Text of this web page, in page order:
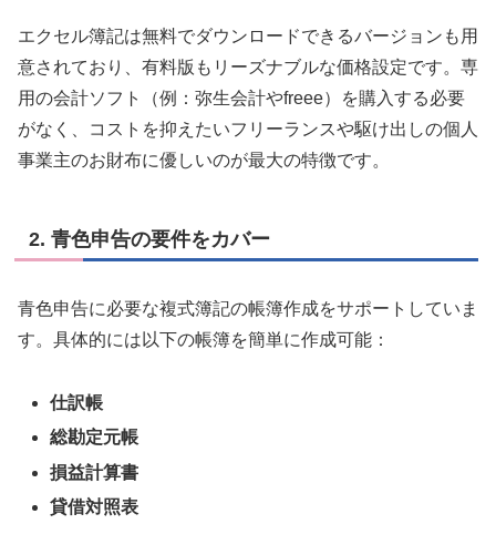
エクセル簿記は無料でダウンロードできるバージョンも用
意されており、有料版もリーズナブルな価格設定です。専
用の会計ソフト（例：弥生会計やfreee）を購入する必要
がなく、コストを抑えたいフリーランスや駆け出しの個人
事業主のお財布に優しいのが最大の特徴です。
2. 青色申告の要件をカバー
青色申告に必要な複式簿記の帳簿作成をサポートしていま
す。具体的には以下の帳簿を簡単に作成可能：
仕訳帳
総勘定元帳
損益計算書
貸借対照表